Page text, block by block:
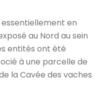
en
au Nord au sein
entités ont été
à une parcelle de
la Cavée des vaches